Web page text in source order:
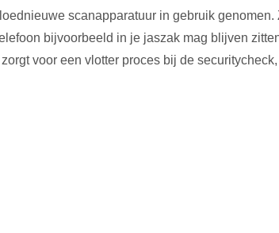
scanapparatuur in gebruik
bijvoorbeeld in je jaszak mag blijven
voor een vlotter proces bij de